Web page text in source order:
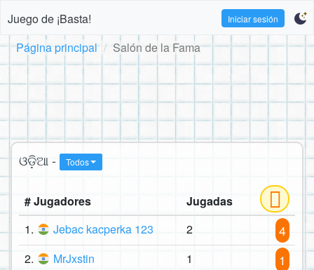
Juego de ¡Basta! Iniciar sesión
Página principal Salón de la Fama
ଓଡ଼ିଆ - Todos
# Jugadores
Jugadas
1.
Jebac kacperka 123 2 4
2. MrJxstin 1 1